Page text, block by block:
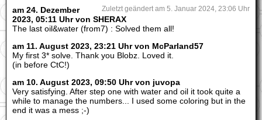
Zuletzt geändert am 5. Januar 2024, 23:06 Uhr
am 24. Dezember
2023, 05:11 Uhr von SHERAX
The last oil&water (from7) : Solved them all!
am 11. August 2023, 23:21 Uhr von McParland57
My first 3* solve. Thank you Blobz. Loved it.
(in before CtC!)
am 10. August 2023, 09:50 Uhr von juvopa
Very satisfying. After step one with water and oil it took quite a
while to manage the numbers... I used some coloring but in the
end it was a mess ;-)